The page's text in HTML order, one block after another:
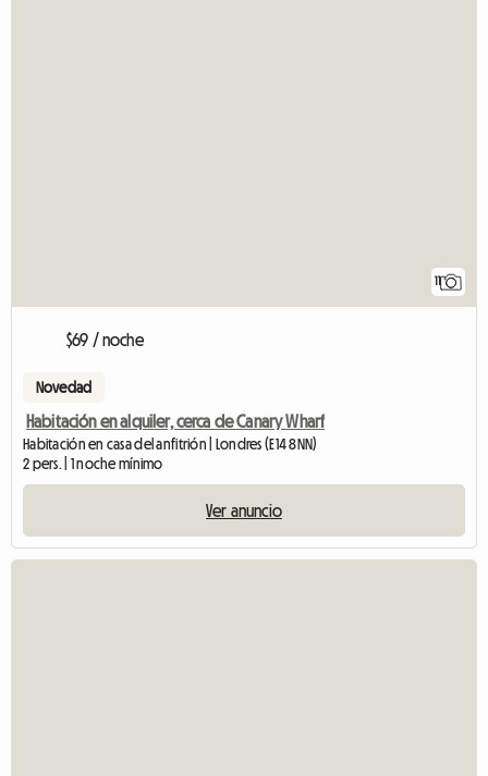
11
$69 / noche
Novedad
Habitación en alquiler, cerca de Canary Wharf
Habitación en casa del anfitrión | Londres (E14 8NN)
2 pers. | 1 noche mínimo
Ver anuncio